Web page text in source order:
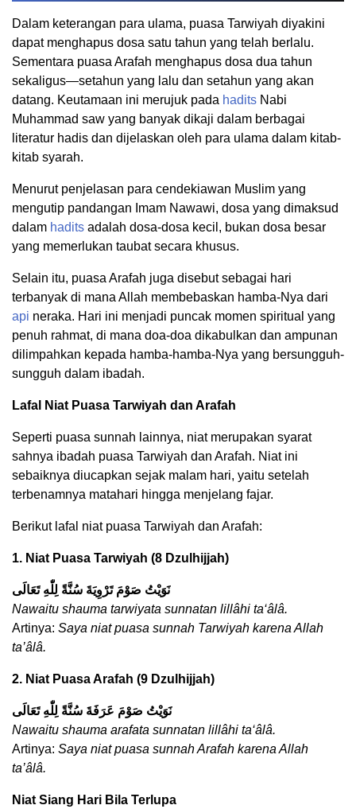
Dalam keterangan para ulama, puasa Tarwiyah diyakini
dapat menghapus dosa satu tahun yang telah berlalu.
Sementara puasa Arafah menghapus dosa dua tahun
sekaligus—setahun yang lalu dan setahun yang akan
datang. Keutamaan ini merujuk pada hadits Nabi
Muhammad saw yang banyak dikaji dalam berbagai
literatur hadis dan dijelaskan oleh para ulama dalam kitab-
kitab syarah.
Menurut penjelasan para cendekiawan Muslim yang
mengutip pandangan Imam Nawawi, dosa yang dimaksud
dalam hadits adalah dosa-dosa kecil, bukan dosa besar
yang memerlukan taubat secara khusus.
Selain itu, puasa Arafah juga disebut sebagai hari
terbanyak di mana Allah membebaskan hamba-Nya dari
api neraka. Hari ini menjadi puncak momen spiritual yang
penuh rahmat, di mana doa-doa dikabulkan dan ampunan
dilimpahkan kepada hamba-hamba-Nya yang bersungguh-
sungguh dalam ibadah.
Lafal Niat Puasa Tarwiyah dan Arafah
Seperti puasa sunnah lainnya, niat merupakan syarat
sahnya ibadah puasa Tarwiyah dan Arafah. Niat ini
sebaiknya diucapkan sejak malam hari, yaitu setelah
terbenamnya matahari hingga menjelang fajar.
Berikut lafal niat puasa Tarwiyah dan Arafah:
1. Niat Puasa Tarwiyah (8 Dzulhijjah)
نَوَيْتُ صَوْمَ تَرْوِيَةَ سُنَّةً لِلّٰهِ تَعَالَى
Nawaitu shauma tarwiyata sunnatan lillâhi ta‘âlâ.
Artinya: Saya niat puasa sunnah Tarwiyah karena Allah
ta’âlâ.
2. Niat Puasa Arafah (9 Dzulhijjah)
نَوَيْتُ صَوْمَ عَرَفَةَ سُنَّةً لِلّٰهِ تَعَالَى
Nawaitu shauma arafata sunnatan lillâhi ta‘âlâ.
Artinya: Saya niat puasa sunnah Arafah karena Allah
ta’âlâ.
Niat Siang Hari Bila Terlupa